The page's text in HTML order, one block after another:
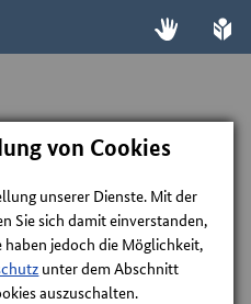
von Cookies
unserer Dienste. Mit der
Sie sich damit einverstanden,
haben jedoch die Möglichkeit,
unter dem Abschnitt
auszuschalten.